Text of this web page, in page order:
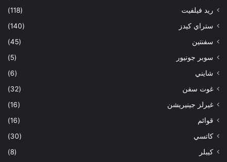
ريد فيلفيت
(118)
ستراي كيدز
(140)
سفنتين
(45)
سوبر جونيور
(5)
شايني
(6)
غوت سفن
(32)
غيرلز جينيريشن
(16)
قوائم
(16)
كاتسي
(30)
كيبلر
(8)